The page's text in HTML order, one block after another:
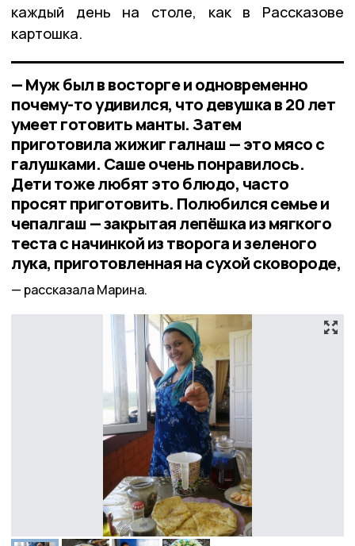
каждый день на столе, как в Рассказове
картошка.
— Муж был в восторге и одновременно
почему-то удивился, что девушка в 20 лет
умеет готовить манты. Затем
приготовила жижиг галнаш — это мясо с
галушками. Саше очень понравилось.
Дети тоже любят это блюдо, часто
просят приготовить. Полюбился семье и
чепалгаш — закрытая лепёшка из мягкого
теста с начинкой из творога и зеленого
лука, приготовленная на сухой сковороде,
рассказала Марина.